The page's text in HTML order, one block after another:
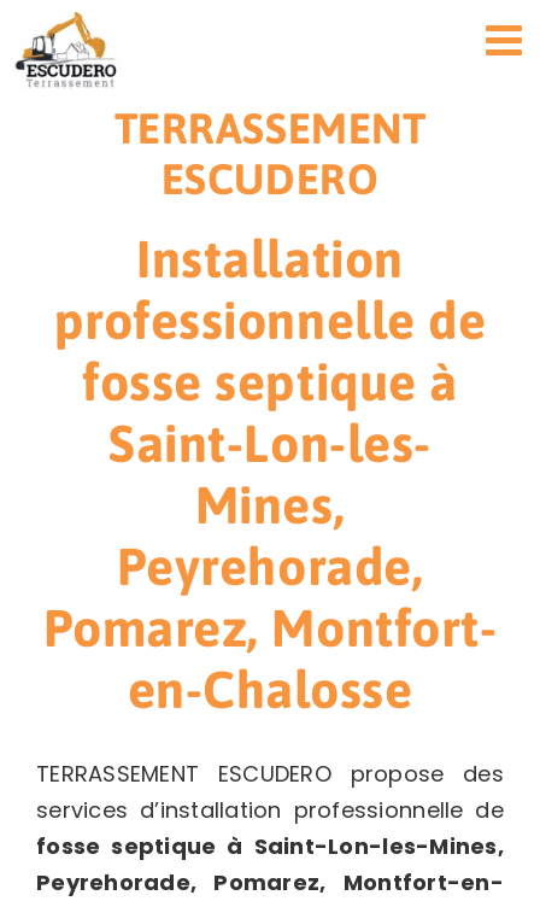
Passer
au
contenu
TERRASSEMENT
ESCUDERO
Installation
professionnelle de
fosse septique à
Saint-Lon-les-
Mines,
Peyrehorade,
Pomarez, Montfort-
en-Chalosse
TERRASSEMENT ESCUDERO propose des
services d’installation professionnelle de
fosse septique à Saint-Lon-les-Mines,
Peyrehorade, Pomarez, Montfort-en-